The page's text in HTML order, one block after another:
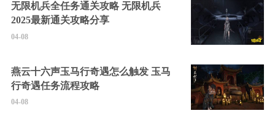
无限机兵全任务通关攻略 无限机兵
2025最新通关攻略分享
04-08
燕云十六声玉马行奇遇怎么触发 玉马
行奇遇任务流程攻略
04-08